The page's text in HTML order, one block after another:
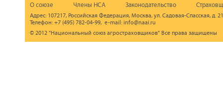
О союзе Члены НСА Законодательство
Адрес: 107217, Российская Федерация, Москва, ул. Садовая-Спасская, д.
Телефон: +7 (495) 782-04-99, e-mail: info@naai.ru
© 2012 "Национальный союз агростраховщиков" Все права защищены